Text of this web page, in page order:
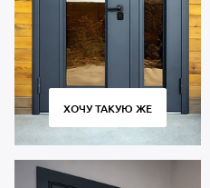
ХОЧУ ТАКУЮ ЖЕ